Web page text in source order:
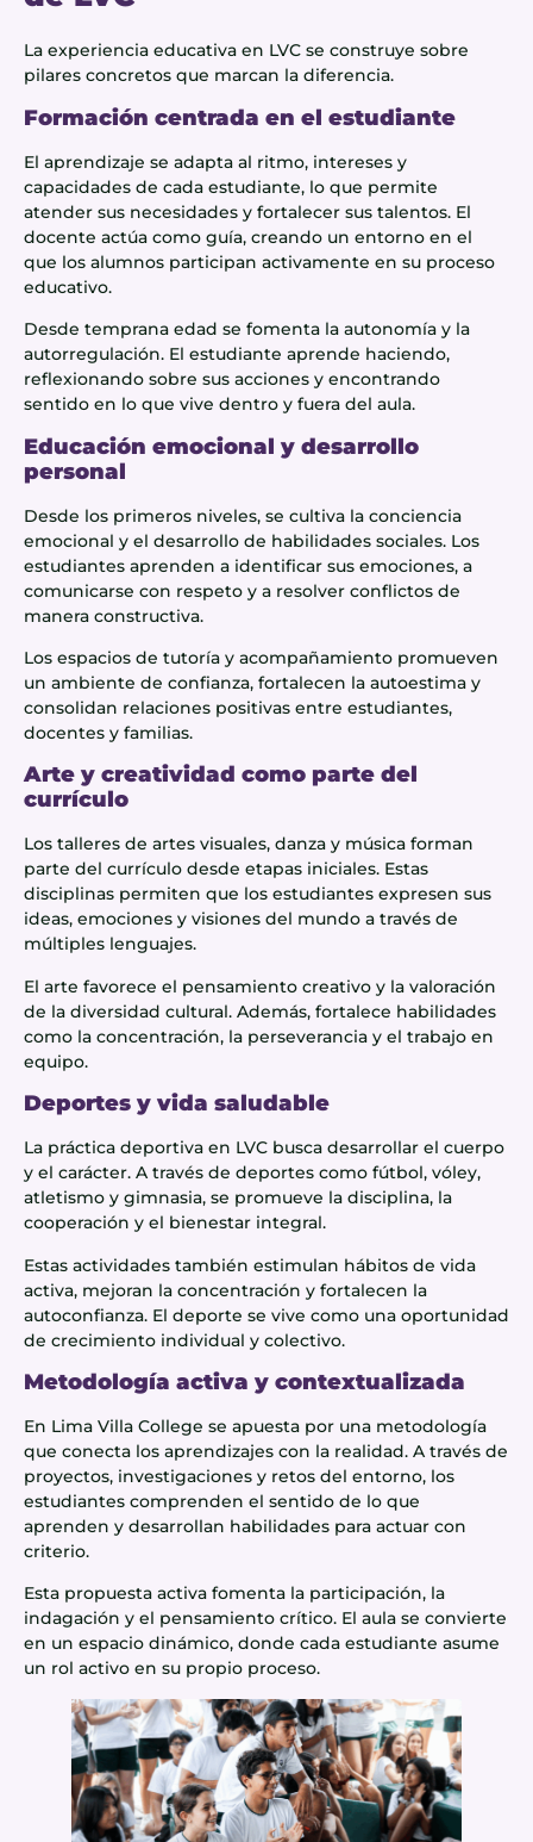
La experiencia educativa en LVC se construye sobre
pilares concretos que marcan la diferencia.
Formación centrada en el estudiante
El aprendizaje se adapta al ritmo, intereses y
capacidades de cada estudiante, lo que permite
atender sus necesidades y fortalecer sus talentos. El
docente actúa como guía, creando un entorno en el
que los alumnos participan activamente en su proceso
educativo.
Desde temprana edad se fomenta la autonomía y la
autorregulación. El estudiante aprende haciendo,
reflexionando sobre sus acciones y encontrando
sentido en lo que vive dentro y fuera del aula.
Educación emocional y desarrollo
personal
Desde los primeros niveles, se cultiva la conciencia
emocional y el desarrollo de habilidades sociales. Los
estudiantes aprenden a identificar sus emociones, a
comunicarse con respeto y a resolver conflictos de
manera constructiva.
Los espacios de tutoría y acompañamiento promueven
un ambiente de confianza, fortalecen la autoestima y
consolidan relaciones positivas entre estudiantes,
docentes y familias.
Arte y creatividad como parte del
currículo
Los talleres de artes visuales, danza y música forman
parte del currículo desde etapas iniciales. Estas
disciplinas permiten que los estudiantes expresen sus
ideas, emociones y visiones del mundo a través de
múltiples lenguajes.
El arte favorece el pensamiento creativo y la valoración
de la diversidad cultural. Además, fortalece habilidades
como la concentración, la perseverancia y el trabajo en
equipo.
Deportes y vida saludable
La práctica deportiva en LVC busca desarrollar el cuerpo
y el carácter. A través de deportes como fútbol, vóley,
atletismo y gimnasia, se promueve la disciplina, la
cooperación y el bienestar integral.
Estas actividades también estimulan hábitos de vida
activa, mejoran la concentración y fortalecen la
autoconfianza. El deporte se vive como una oportunidad
de crecimiento individual y colectivo.
Metodología activa y contextualizada
En Lima Villa College se apuesta por una metodología
que conecta los aprendizajes con la realidad. A través de
proyectos, investigaciones y retos del entorno, los
estudiantes comprenden el sentido de lo que
aprenden y desarrollan habilidades para actuar con
criterio.
Esta propuesta activa fomenta la participación, la
indagación y el pensamiento crítico. El aula se convierte
en un espacio dinámico, donde cada estudiante asume
un rol activo en su propio proceso.